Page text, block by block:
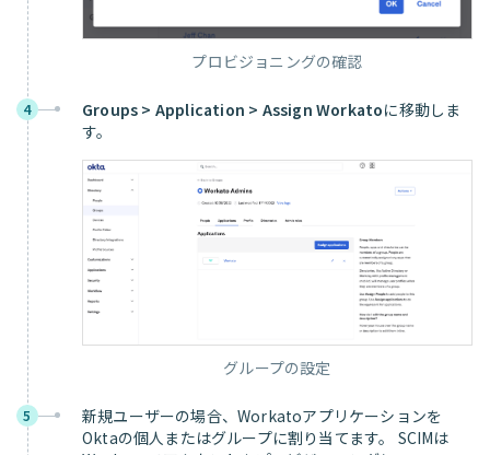
プロビジョニングの確認
4 Groups > Application > Assign Workatoに移動しま
す。
グループの設定
5
新規ユーザーの場合、Workatoアプリケーションを
Oktaの個人またはグループに割り当てます。 SCIMは